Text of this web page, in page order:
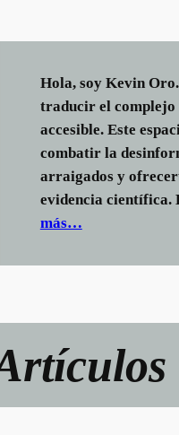
Hola, soy Kevin
traducir el complejo
accesible. Este
combatir la
arraigados y
evidencia científica.
más…